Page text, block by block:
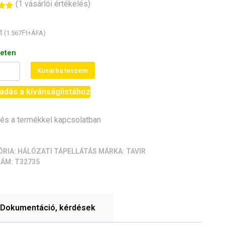
(1 vásárlói értékelés)
(1.567Ft+ÁFA)
adapter
Kosárba teszem
a kívánságlistához
a termékkel kapcsolatban
HÁLÓZATI TÁPELLÁTÁS MÁRKA: TAVIR
T32735
Dokumentáció, kérdések